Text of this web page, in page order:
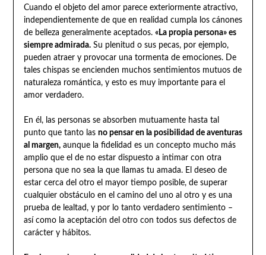
Cuando el objeto del amor parece exteriormente atractivo,
independientemente de que en realidad cumpla los cánones
de belleza generalmente aceptados. «La propia persona» es
siempre admirada.Su plenitud o sus pecas, por ejemplo,
pueden atraer y provocar una tormenta de emociones. De
tales chispas se encienden muchos sentimientos mutuos de
naturaleza romántica, y esto es muy importante para el
amor verdadero.
En él, las personas se absorben mutuamente hasta tal
punto que tanto las no pensar en la posibilidad de aventuras
al margen,aunque la fidelidad es un concepto mucho más
amplio que el de no estar dispuesto a intimar con otra
persona que no sea la que llamas tu amada. El deseo de
estar cerca del otro el mayor tiempo posible, de superar
cualquier obstáculo en el camino del uno al otro y es una
prueba de lealtad, y por lo tanto verdadero sentimiento –
así como la aceptación del otro con todos sus defectos de
carácter y hábitos.